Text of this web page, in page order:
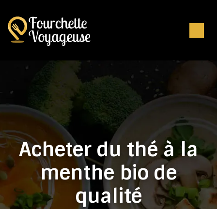
Acheter du thé à la
menthe bio de
qualité